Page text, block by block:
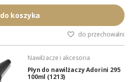
Pojemność: około 80 cygar w
formacie Corona.
Wilgotność: 69% RH (regulowana
nawilżaczem Boveda).
Czas prawidłowej wilgotności to:
około 12 miesięcy
Technologia: dwukierunkowa
do koszyka
do przechowalni
Nawilżacze i akcesoria
Płyn do nawilżaczy Adorini 295
100ml (1213)